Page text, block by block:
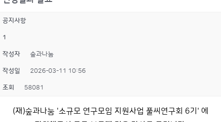
공지사항
1
작성자 숲과나눔
작성일 2026-03-11 10:56
조회 58081
(재)숲과나눔 '소규모 연구모임 지원사업 풀씨연구회 6기' 에